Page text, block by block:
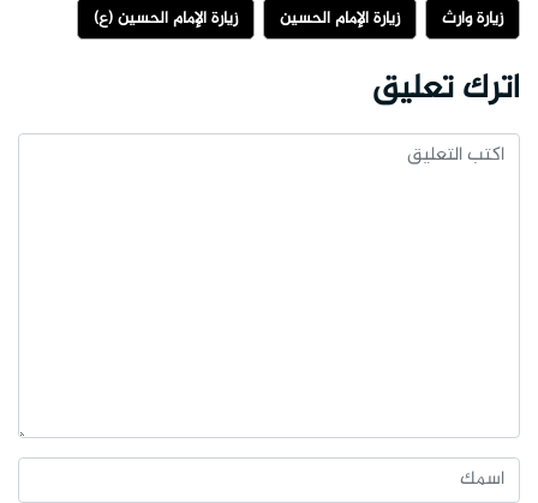
زيارة وارث
زيارة الإمام الحسين زيارة الإمام الحسين (ع)
اترك تعليق